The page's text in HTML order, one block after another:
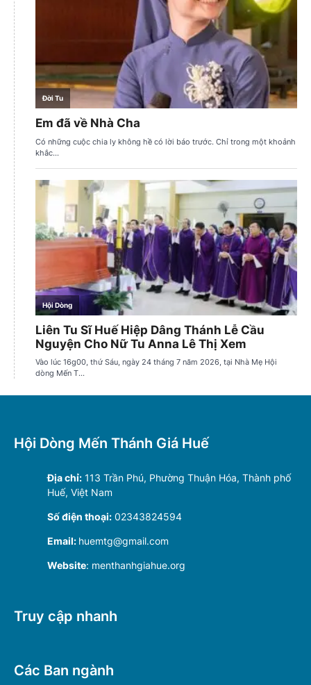
Hội Dòng Mến Thánh Giá Huế
Địa chỉ: 113 Trần Phú, Phường Thuận Hóa, Thành phố
Huế, Việt Nam
Số điện thoại: 02343824594
Email: huemtg@gmail.com
Website: menthanhgiahue.org
Truy cập nhanh
Các Ban ngành